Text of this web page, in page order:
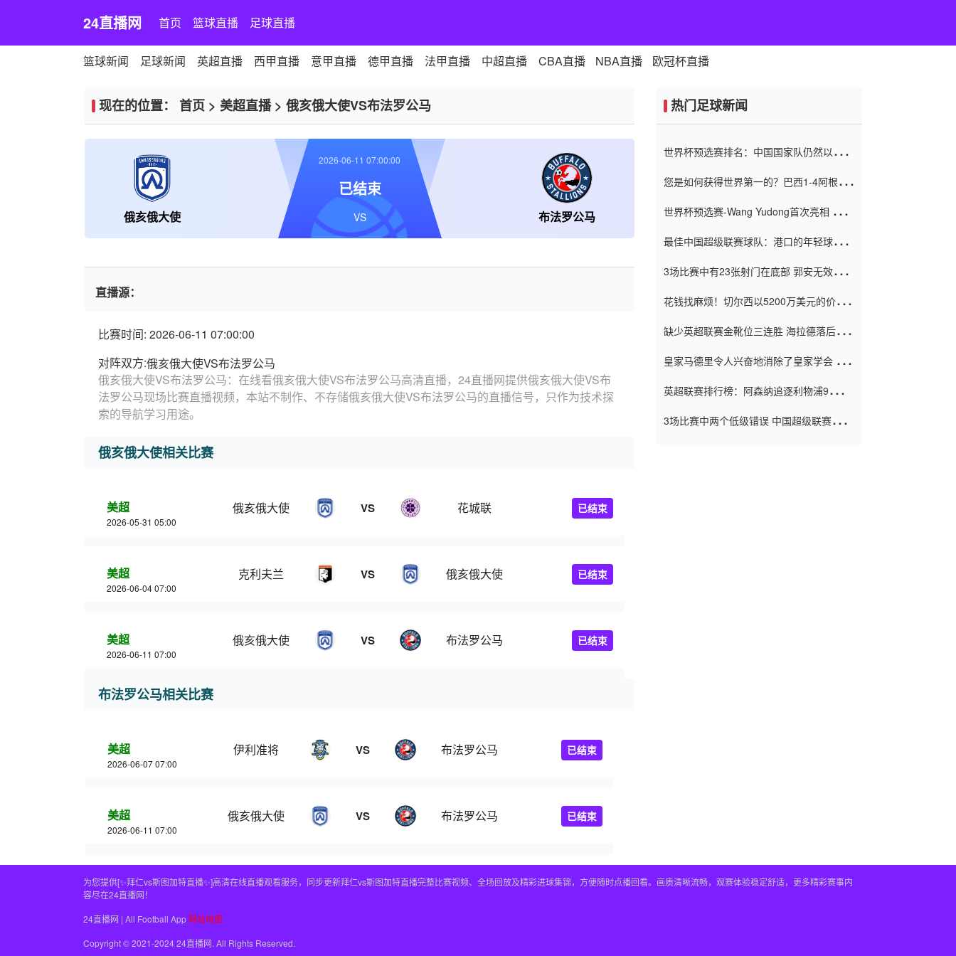
24直播网 首页 篮球直播 足球直播
篮球新闻 足球新闻 英超直播 西甲直播 意甲直播 德甲直播 法甲直播 中超直播 CBA直播 NBA直播 欧冠杯直播
现在的位置： 首页 > 美超直播> 俄亥俄大使VS布法罗公马
俄亥俄大使 布法罗公马
2026-06-11 07:00:00
已结束
VS
直播源：
比赛时间: 2026-06-11 07:00:00
对阵双方:俄亥俄大使VS布法罗公马
俄亥俄大使VS布法罗公马：在线看俄亥俄大使VS布法罗公马高清直播，24直播网提供俄亥俄大使VS布
法罗公马现场比赛直播视频，本站不制作、不存储俄亥俄大使VS布法罗公马的直播信号，只作为技术探
索的导航学习用途。
俄亥俄大使相关比赛
美超
2026-05-31 05:00
俄亥俄大使 VS 花城联 已结束
美超
2026-06-04 07:00
克利夫兰 VS 俄亥俄大使 已结束
美超
2026-06-11 07:00
俄亥俄大使 VS 布法罗公马 已结束
布法罗公马相关比赛
美超
2026-06-07 07:00
伊利准将 VS 布法罗公马 已结束
美超
2026-06-11 07:00
俄亥俄大使 VS 布法罗公马 已结束
热门足球新闻
世界杯预选赛排名：中国国家队仍然以6分
您是如何获得世界第一的？巴西1-4阿根
世界杯预选赛-Wang Yudong首次亮相 中国
最佳中国超级联赛球队：港口的年轻球员在
（Taishan）
3场比赛中有23张射门在底部 郭安无效传球
花钱找麻烦！切尔西以5200万美元的价格
窗口
缺少英超联赛金靴位三连胜 海拉德落后6球
皇家马德里令人兴奋地消除了皇家学会 安
英超联赛排行榜：阿森纳追逐利物浦9分 曼
3场比赛中两个低级错误 中国超级联赛的前
为您提供[✨拜仁vs斯图加特直播✨]高清在线直播观看服务，同步更新拜仁vs斯图加特直播完整比赛视频、全场回放及精彩进球集锦，方便随时点播回看。画质清晰流畅，观赛体验稳定舒适，更多精彩赛事内
容尽在24直播网！
24直播网 | All Football App 网站地图
Copyright © 2021-2024 24直播网. All Rights Reserved.